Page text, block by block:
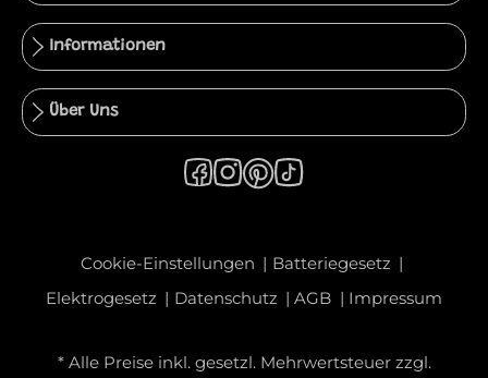
Informationen
Über Uns
Cookie-Einstellungen
Batteriegesetz
Elektrogesetz
Datenschutz AGB Impressum
* Alle Preise inkl. gesetzl. Mehrwertsteuer zzgl.